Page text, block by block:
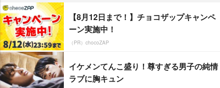
【8月12日まで！】チョコザップキャンペ
ーン実施中！
（PR）chocoZAP
イケメンてんこ盛り！尊すぎる男子の純情
ラブに胸キュン